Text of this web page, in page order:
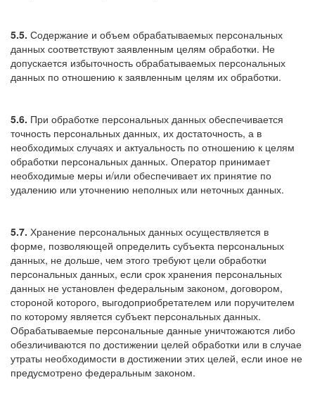
5.5. Содержание и объем обрабатываемых персональных
данных соответствуют заявленным целям обработки. Не
допускается избыточность обрабатываемых персональных
данных по отношению к заявленным целям их обработки.
5.6. При обработке персональных данных обеспечивается
точность персональных данных, их достаточность, а в
необходимых случаях и актуальность по отношению к целям
обработки персональных данных. Оператор принимает
необходимые меры и/или обеспечивает их принятие по
удалению или уточнению неполных или неточных данных.
5.7. Хранение персональных данных осуществляется в
форме, позволяющей определить субъекта персональных
данных, не дольше, чем этого требуют цели обработки
персональных данных, если срок хранения персональных
данных не установлен федеральным законом, договором,
стороной которого, выгодоприобретателем или поручителем
по которому является субъект персональных данных.
Обрабатываемые персональные данные уничтожаются либо
обезличиваются по достижении целей обработки или в случае
утраты необходимости в достижении этих целей, если иное не
предусмотрено федеральным законом.